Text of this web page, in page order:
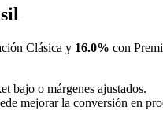
Clásica y 16.0% con
bajo o márgenes ajustados.
mejorar la conversión en